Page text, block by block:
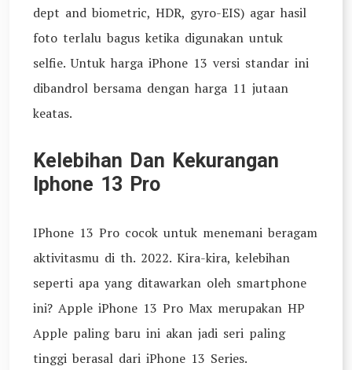
dept and biometric, HDR, gyro-EIS) agar hasil
foto terlalu bagus ketika digunakan untuk
selfie. Untuk harga iPhone 13 versi standar ini
dibandrol bersama dengan harga 11 jutaan
keatas.
Kelebihan Dan Kekurangan
Iphone 13 Pro
IPhone 13 Pro cocok untuk menemani beragam
aktivitasmu di th. 2022. Kira-kira, kelebihan
seperti apa yang ditawarkan oleh smartphone
ini? Apple iPhone 13 Pro Max merupakan HP
Apple paling baru ini akan jadi seri paling
tinggi berasal dari iPhone 13 Series.